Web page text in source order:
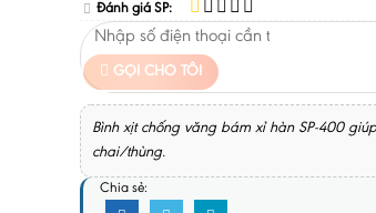
Đánh giá SP:
GỌI CHO TÔI
Bình xịt chống văng bám xỉ hàn SP-400
chai/thùng.
Chia sẻ: